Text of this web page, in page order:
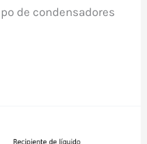
de condensadores